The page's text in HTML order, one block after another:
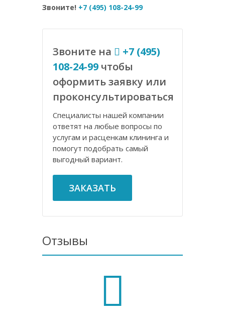
Звоните! +7 (495) 108-24-99
Звоните на
+7 (495)
108-24-99 чтобы
оформить заявку или
проконсультироваться
Специалисты нашей компании
ответят на любые вопросы по
услугам и расценкам клининга и
помогут подобрать самый
выгодный вариант.
ЗАКАЗАТЬ
Отзывы